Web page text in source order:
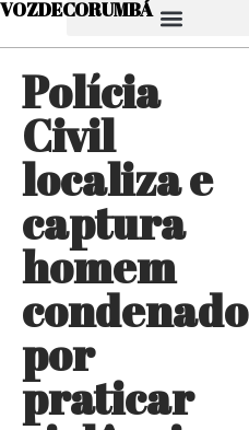
VOZDECORUMBÁ
Polícia
Civil
localiza e
captura
homem
condenado
por
praticar